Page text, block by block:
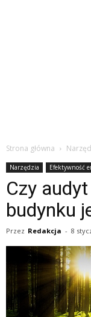
Strona główna
Narzędzia Efektywność
Czy
budynku
Przez Redakcja - 8